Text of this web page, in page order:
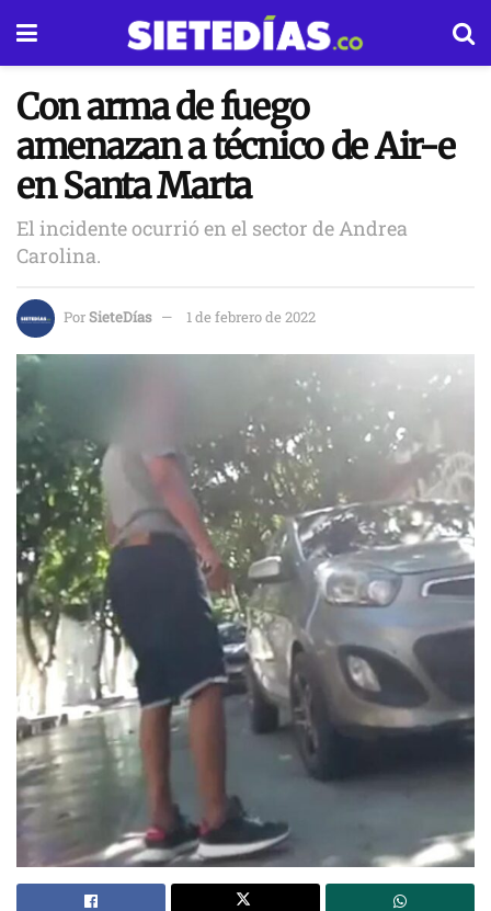
Con arma de fuego
amenazan a técnico de Air-e
en Santa Marta
El incidente ocurrió en el sector de Andrea
Carolina.
PorSieteDías 1 de febrero de 2022